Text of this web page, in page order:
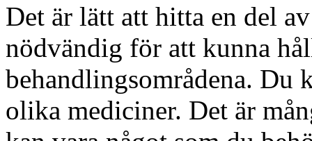
Det är lätt att hitta en del
nödvändig för att kunna
behandlingsområdena. Du
olika mediciner. Det är